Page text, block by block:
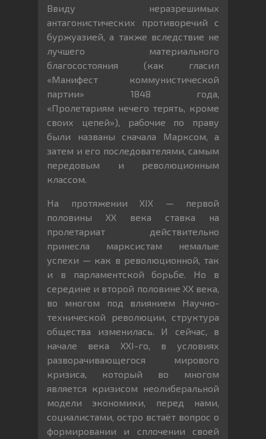
Ввиду неразрешимых
антагонистических противоречий с
буржуазией, а также вследствие не
лучшего материального
благосостояния (как гласил
«Манифест коммунистической
партии» 1848 года,
«Пролетариям нечего терять, кроме
своих цепей»), рабочие по праву
были названы сначала Марксом, а
затем и его последователями, самым
передовым и революционным
классом.
На протяжении XIX — первой
половины XX века ставка на
пролетариат действительно
принесла марксистам немалые
успехи — как в революционной, так
и в парламентской борьбе. Но в
середине и второй половине XX века,
во многом под влиянием Научно-
технической революции, структура
общества изменилась. И сейчас, в
начале века XXI-го, в условиях
разворачивающегося мирового
кризиса, который во многом
является кризисом неолиберальной
модели экономики, перед нами,
социалистами, остро встаёт вопрос о
формировании и сплочении своей